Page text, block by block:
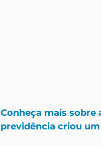
Conheça mais sobre
previdência criou